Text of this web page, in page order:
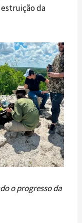
da
o progresso da